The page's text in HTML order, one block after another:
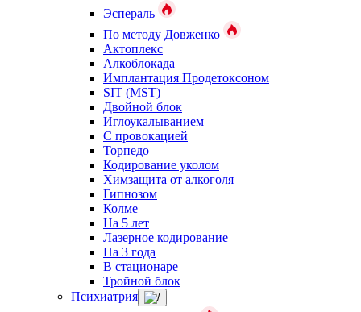
Эспераль
По методу Довженко
Актоплекс
Алкоблокада
Имплантация Продетоксоном
SIT (MST)
Двойной блок
Иглоукалыванием
С провокацией
Торпедо
Кодирование уколом
Химзащита от алкоголя
Гипнозом
Колме
На 5 лет
Лазерное кодирование
На 3 года
В стационаре
Тройной блок
Психиатрия